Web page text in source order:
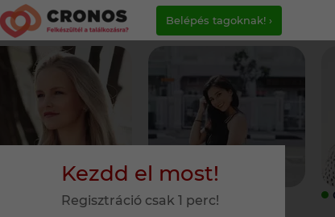
Belépés tagoknak! ›
ONLINE
Kezdd el most!
Regisztráció csak 1 perc!